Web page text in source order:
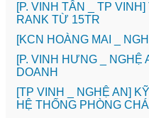
[P. VINH TÂN _ TP
RANK TỪ 15TR
️[KCN HOÀNG MAI _
️[P. VINH HƯNG _ NGHỆ
DOANH
[TP VINH _ NGHỆ AN]
HỆ THỐNG PHÒNG